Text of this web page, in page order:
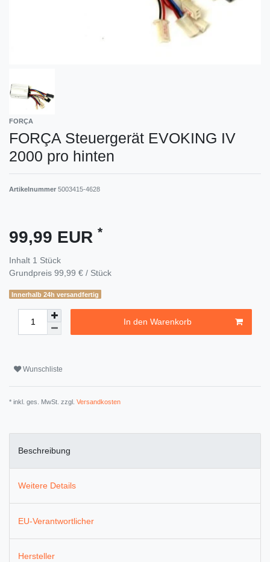
FORÇA
FORÇA Steuergerät EVOKING IV
2000 pro hinten
Artikelnummer 5003415-4628
99,99 EUR *
Inhalt 1 Stück
Grundpreis 99,99 € / Stück
Innerhalb 24h versandfertig
In den Warenkorb
Wunschliste
* inkl. ges. MwSt. zzgl. Versandkosten
Beschreibung
Weitere Details
EU-Verantwortlicher
Hersteller